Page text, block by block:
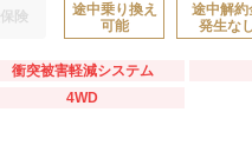
険
途中乗り換え
可能
途中解約
発生な
衝突被害軽減システム
4WD